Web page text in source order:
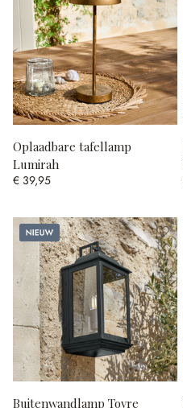
Oplaadbare tafellamp
Lumirah
€ 39,95
Nieuw
Buitenwandlamp Tovre